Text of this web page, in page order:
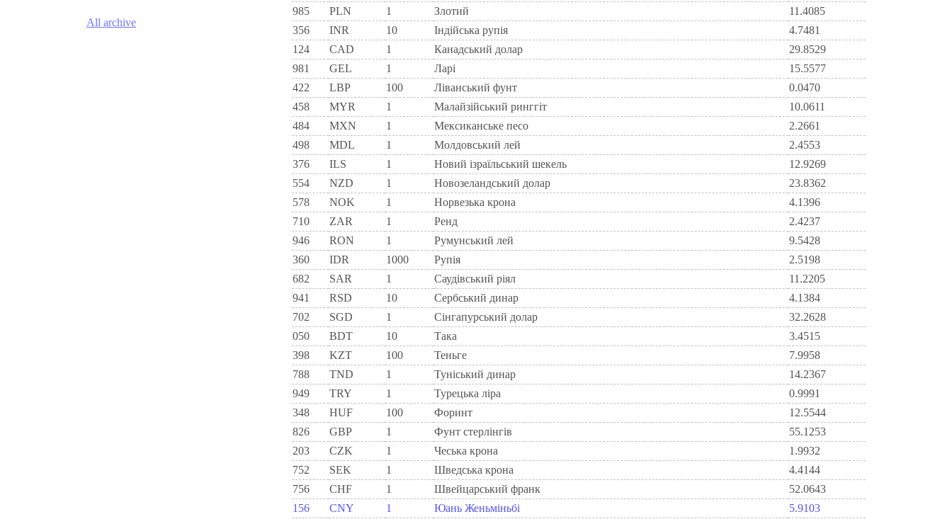
All archive
985
PLN 1 Злотий
11.4085
356
INR 10 Індійська рупія
4.7481
124
CAD 1 Канадський долар
29.8529
981
GEL 1 Ларi
15.5577
422
LBP 100 Ліванський фунт
0.0470
458
MYR 1 Малайзійський ринггіт
10.0611
484
MXN 1 Мексиканське песо
2.2661
498
MDL 1 Молдовський лей
2.4553
376
ILS 1 Новий ізраїльський шекель
12.9269
554
NZD 1 Новозеландський долар
23.8362
578
NOK 1 Норвезька крона
4.1396
710
ZAR 1 Ренд
2.4237
946
RON 1 Румунський лей
9.5428
360
IDR 1000 Рупія
2.5198
682
SAR 1 Саудівський ріял
11.2205
941
RSD 10 Сербський динар
4.1384
702
SGD 1 Сінгапурський долар
32.2628
050
BDT 10 Така
3.4515
398
KZT 100 Теньге
7.9958
788
TND 1 Туніський динар
14.2367
949
TRY 1 Турецька ліра
0.9991
348
HUF 100 Форинт
12.5544
826
GBP 1 Фунт стерлінгів
55.1253
203
CZK 1 Чеська крона
1.9932
752
SEK 1 Шведська крона
4.4144
756
CHF 1 Швейцарський франк
52.0643
156
CNY 1 Юань Женьміньбі 5.9103